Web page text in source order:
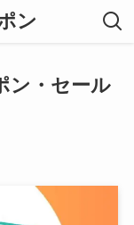
ン
ン・セール